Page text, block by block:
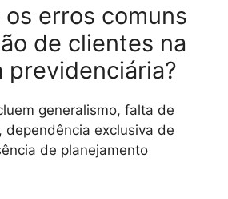
os erros comuns
de clientes na
previdenciária?
generalismo, falta de
dependência exclusiva de
de planejamento